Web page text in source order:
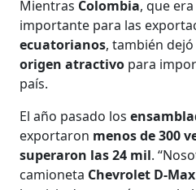
Mientras Colombia, que
importante para las
ecuatorianos, también
origen atractivo para
país.
El año pasado los
exportaron menos de 300
superaron las 24 mil.
camioneta Chevrolet D-